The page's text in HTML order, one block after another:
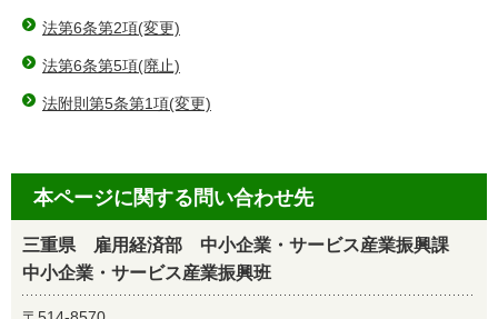
法第6条第2項(変更)
法第6条第5項(廃止)
法附則第5条第1項(変更)
本ページに関する問い合わせ先
三重県 雇用経済部 中小企業・サービス産業振興課
中小企業・サービス産業振興班